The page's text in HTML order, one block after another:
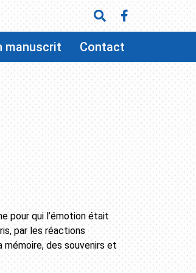
manuscrit Contact
pour qui l’émotion était
par les réactions
mémoire, des souvenirs et